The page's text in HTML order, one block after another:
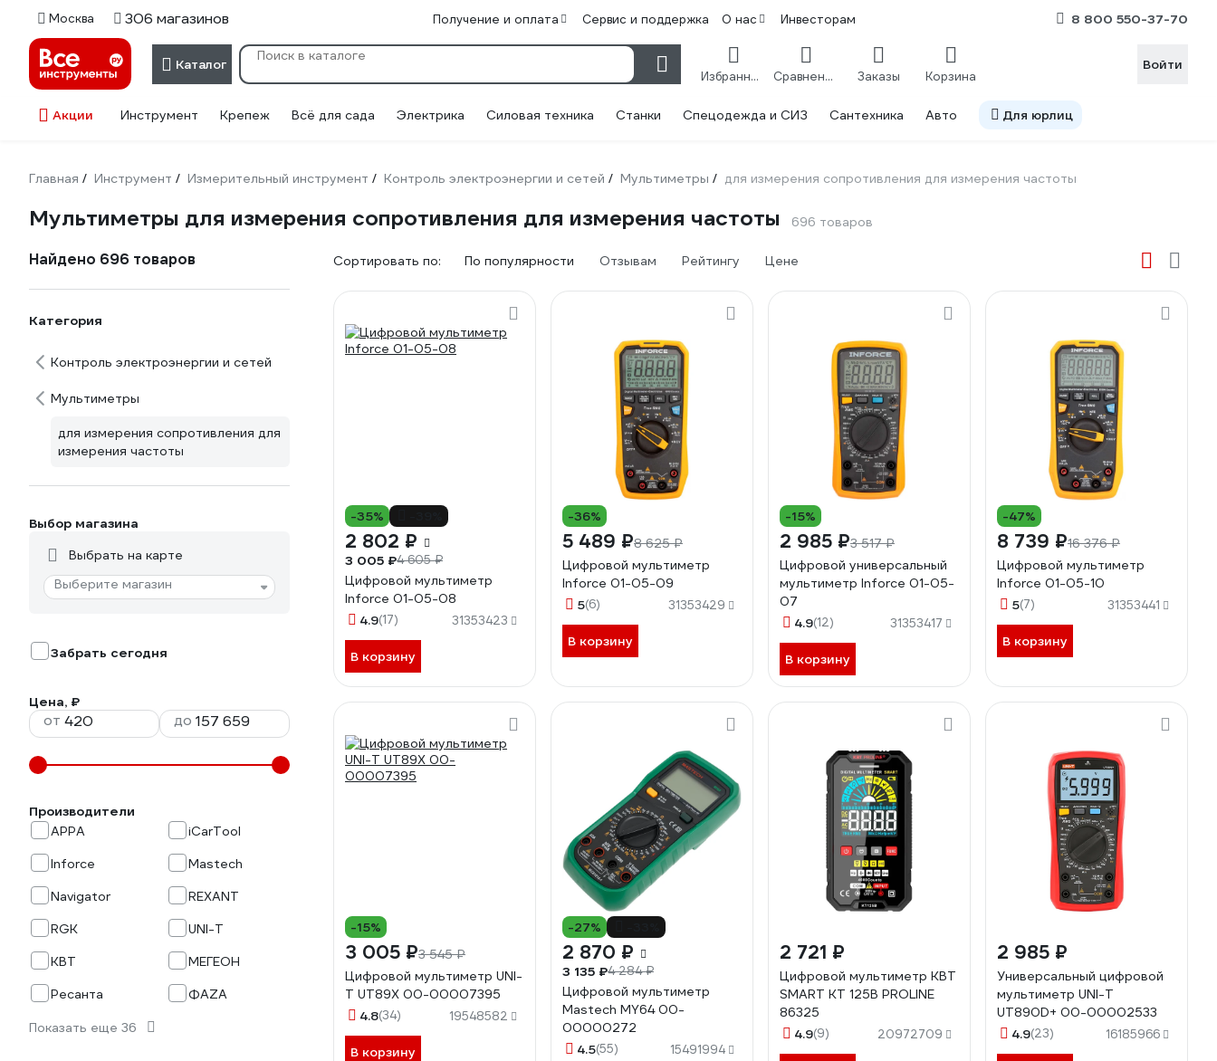
Москва 306 магазинов Получение и оплата Сервис и поддержка О нас Инвесторам 8 800 550-37-70
Каталог
Избранное Сравнение Заказы Корзина
Войти
Акции Инструмент Крепеж Всё для сада Электрика Силовая техника Станки Спецодежда и СИЗ Сантехника Авто Для юрлиц
Главная / Инструмент / Измерительный инструмент / Контроль электроэнергии и сетей / Мультиметры / для измерения сопротивления для измерения частоты
Мультиметры для измерения сопротивления для измерения частоты 696 товаров
Найдено 696 товаров
Категория
Контроль электроэнергии и сетей
Мультиметры
для измерения сопротивления для
измерения частоты
Выбор магазина
Выбрать на карте
Выберите магазин
Забрать сегодня
Цена, ₽
от до
Производители
APPA
iCarTool
Inforce
Mastech
Navigator
REXANT
RGK
UNI-T
КВТ
МЕГЕОН
Ресанта
ФАZА
Показать еще 36
Сортировать по: По популярности Отзывам Рейтингу Цене
-35%
2 802 ₽
3 005 ₽4 605 ₽
Цифровой мультиметр
Inforce 01-05-08
4.9(17) 31353423
В корзину
-36%
5 489 ₽8 625 ₽
Цифровой мультиметр
Inforce 01-05-09
5(6) 31353429
В корзину
-15%
2 985 ₽3 517 ₽
Цифровой универсальный
мультиметр Inforce 01-05-
07
4.9(12) 31353417
В корзину
-47%
8 739 ₽16 376 ₽
Цифровой мультиметр
Inforce 01-05-10
5(7) 31353441
В корзину
-15%
3 005 ₽3 545 ₽
Цифровой мультиметр UNI-
T UT89X 00-00007395
4.8(34) 19548582
В корзину
-27%
2 870 ₽
3 135 ₽4 284 ₽
Цифровой мультиметр
Mastech MY64 00-
00000272
4.5(55) 15491994
2 721 ₽
Цифровой мультиметр КВТ
SMART KT 125В PROLINE
86325
4.9(9) 20972709
2 985 ₽
Универсальный цифровой
мультиметр UNI-T
UT890D+ 00-00002533
4.9(23) 16185966